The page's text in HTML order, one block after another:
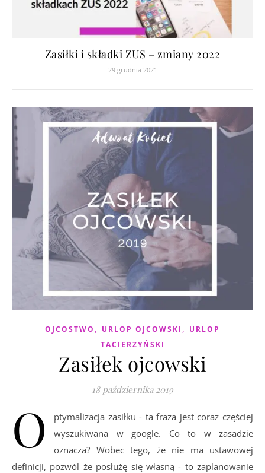
Zasiłki i składki ZUS – zmiany 2022
29 grudnia 2021
OJCOSTWO , URLOP OJCOWSKI , URLOP
TACIERZYŃSKI
Zasiłek ojcowski
18 października 2019
O
ptymalizacja zasiłku - ta fraza jest coraz częściej
wyszukiwana w google. Co to w zasadzie
oznacza? Wobec tego, że nie ma ustawowej
definicji, pozwól że posłużę się własną - to zaplanowanie